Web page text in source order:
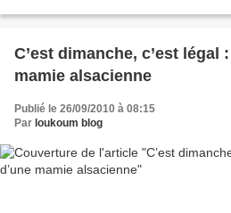
C’est dimanche, c’est légal
mamie alsacienne
Publié le 26/09/2010 à 08:15
Par loukoum blog